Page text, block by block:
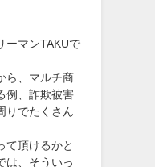
ーマンTAKUで
ら、マルチ商
例、詐欺被害
りでたくさん
て頂けるかと
は、そういっ